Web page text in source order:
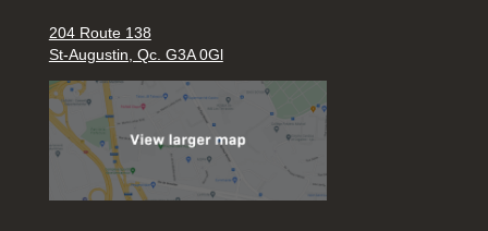
204 Route 138
St-Augustin, Qc. G3A 0Gl